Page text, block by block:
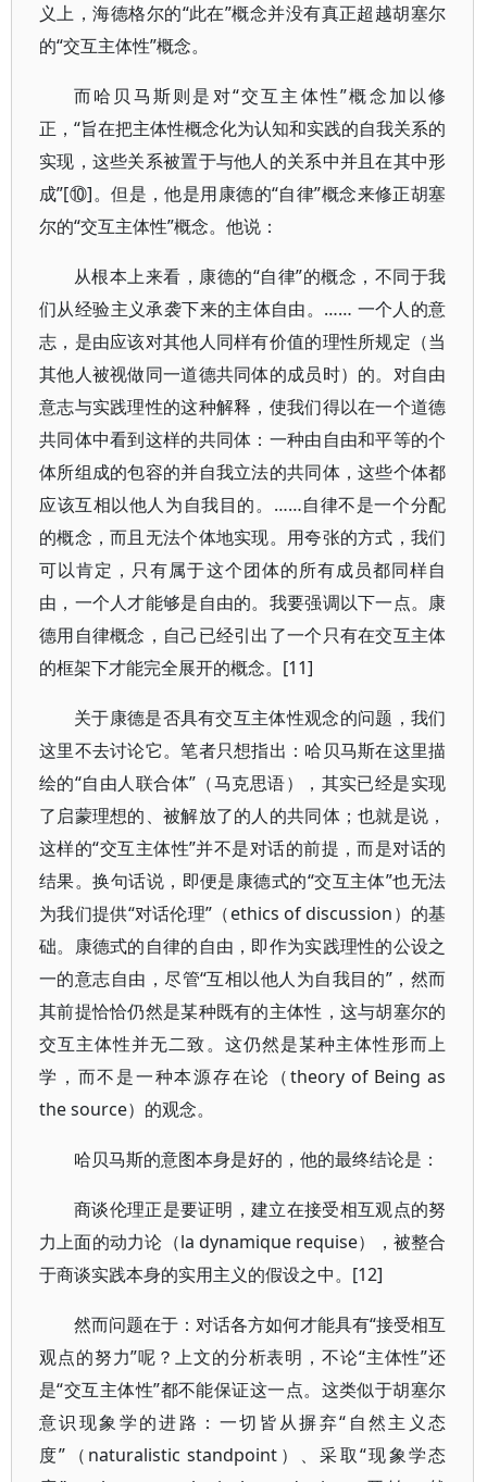
义上，海德格尔的“此在”概念并没有真正超越胡塞尔
的“交互主体性”概念。
而哈贝马斯则是对“交互主体性”概念加以修
正，“旨在把主体性概念化为认知和实践的自我关系的
实现，这些关系被置于与他人的关系中并且在其中形
成”[⑩]。但是，他是用康德的“自律”概念来修正胡塞
尔的“交互主体性”概念。他说：
从根本上来看，康德的“自律”的概念，不同于我
们从经验主义承袭下来的主体自由。…… 一个人的意
志，是由应该对其他人同样有价值的理性所规定（当
其他人被视做同一道德共同体的成员时）的。对自由
意志与实践理性的这种解释，使我们得以在一个道德
共同体中看到这样的共同体：一种由自由和平等的个
体所组成的包容的并自我立法的共同体，这些个体都
应该互相以他人为自我目的。……自律不是一个分配
的概念，而且无法个体地实现。用夸张的方式，我们
可以肯定，只有属于这个团体的所有成员都同样自
由，一个人才能够是自由的。我要强调以下一点。康
德用自律概念，自己已经引出了一个只有在交互主体
的框架下才能完全展开的概念。[11]
关于康德是否具有交互主体性观念的问题，我们
这里不去讨论它。笔者只想指出：哈贝马斯在这里描
绘的“自由人联合体”（马克思语），其实已经是实现
了启蒙理想的、被解放了的人的共同体；也就是说，
这样的“交互主体性”并不是对话的前提，而是对话的
结果。换句话说，即便是康德式的“交互主体”也无法
为我们提供“对话伦理”（ethics of discussion）的基
础。康德式的自律的自由，即作为实践理性的公设之
一的意志自由，尽管“互相以他人为自我目的”，然而
其前提恰恰仍然是某种既有的主体性，这与胡塞尔的
交互主体性并无二致。这仍然是某种主体性形而上
学，而不是一种本源存在论（theory of Being as
the source）的观念。
哈贝马斯的意图本身是好的，他的最终结论是：
商谈伦理正是要证明，建立在接受相互观点的努
力上面的动力论（la dynamique requise），被整合
于商谈实践本身的实用主义的假设之中。[12]
然而问题在于：对话各方如何才能具有“接受相互
观点的努力”呢？上文的分析表明，不论“主体性”还
是“交互主体性”都不能保证这一点。这类似于胡塞尔
意识现象学的进路：一切皆从摒弃“自然主义态
度”（naturalistic standpoint）、采取“现象学态